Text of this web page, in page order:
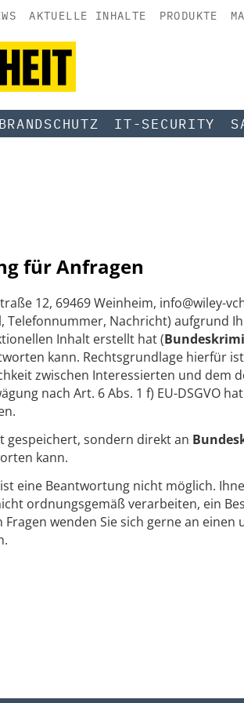
AKTUELLE INHALTE PRODUKTE
BRANDSCHUTZ IT-SECURITY
für Anfragen
12, 69469 Weinheim, info@wiley-
Telefonnummer, Nachricht) aufgrund
Inhalt erstellt hat (
kann. Rechtsgrundlage hierfür
zwischen Interessierten und dem
nach Art. 6 Abs. 1 f) EU-DSGVO
gespeichert, sondern direkt an
kann.
eine Beantwortung nicht möglich.
ordnungsgemäß verarbeiten, ein
wenden Sie sich gerne an